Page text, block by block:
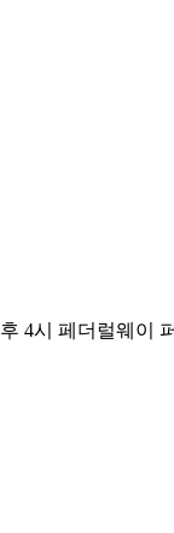
4시 페더럴웨이